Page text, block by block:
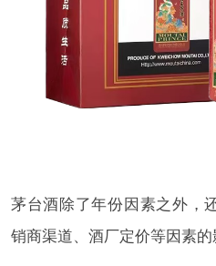
茅台酒除了年份因素之外，
销商渠道、酒厂定价等因素的